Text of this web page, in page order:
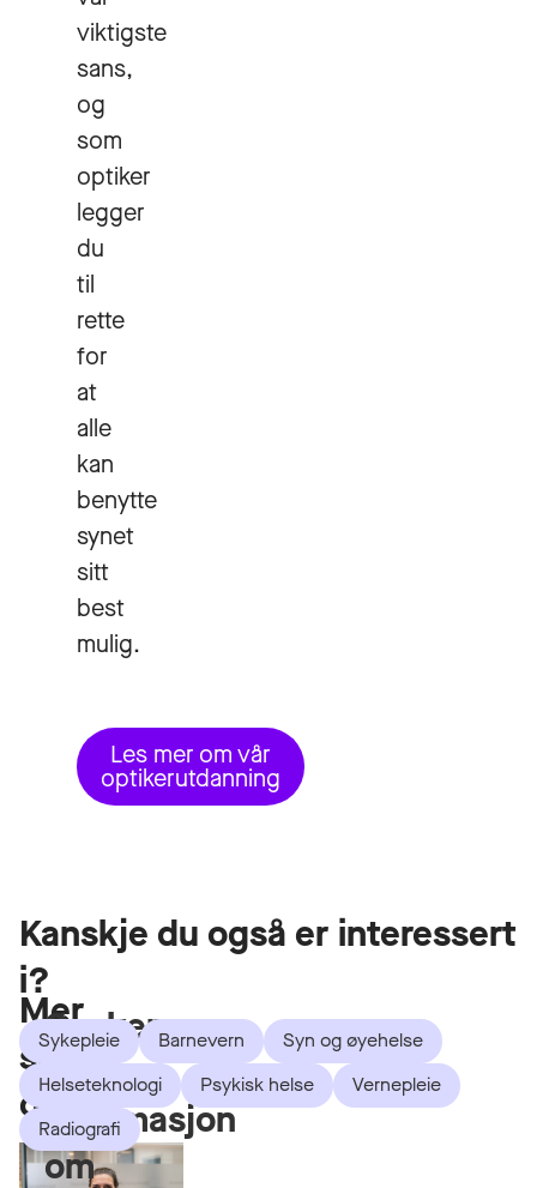
viktigste
sans,
og
som
optiker
legger
du
til
rette
for
at
alle
kan
benytte
synet
sitt
best
mulig.
Les mer om vår
optikerutdanning
Ønsker
du
informasjon
om
Mer
som
dette
Kanskje du også er interessert
i?
Sykepleie Barnevern
Syn og øyehelse
Helseteknologi
Psykisk helse
Vernepleie
Radiografi